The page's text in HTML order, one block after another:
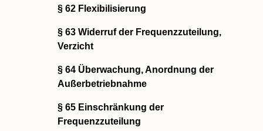
§ 62 Flexibilisierung
§ 63 Widerruf der Frequenzzuteilung,
Verzicht
§ 64 Überwachung, Anordnung der
Außerbetriebnahme
§ 65 Einschränkung der
Frequenzzuteilung